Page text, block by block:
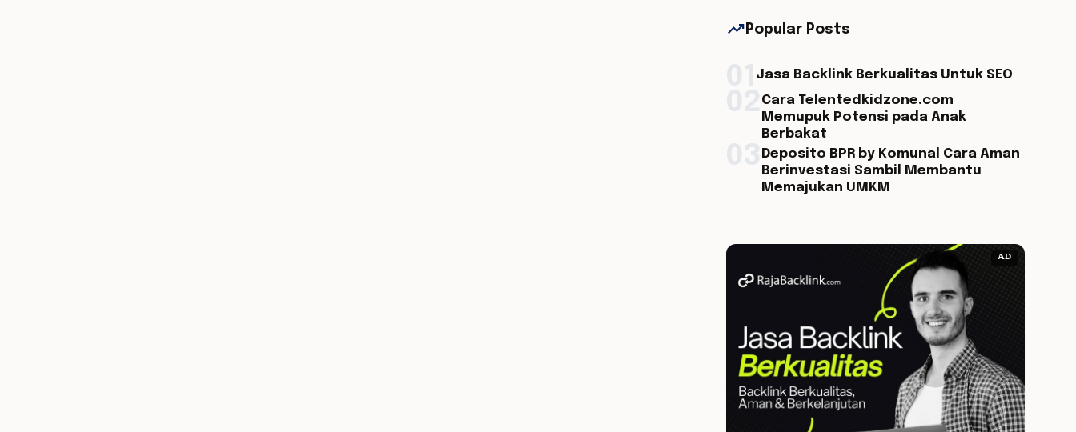
trending_up Popular Posts
Jasa Backlink Berkualitas Untuk SEO
Cara Telentedkidzone.com
Memupuk Potensi pada Anak
Berbakat
Deposito BPR by Komunal Cara Aman
Berinvestasi Sambil Membantu
Memajukan UMKM
AD